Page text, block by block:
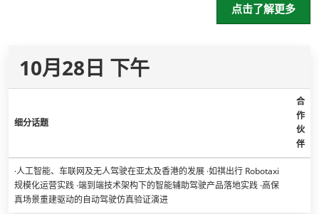
点击了解更多
10月28日 下午
细分话题
合
作
伙
伴
·人工智能、车联网及无人驾驶在亚太及香港的发展 ·如祺出行 Robotaxi
规模化运营实践 ·端到端技术架构下的智能辅助驾驶产品落地实践 ·高保
真场景重建驱动的自动驾驶仿真验证演进